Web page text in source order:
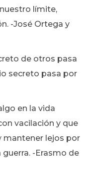
límite,
-José Ortega y
de otros pasa
secreto pasa por
en la vida
vacilación y que
mantener lejos por
-Erasmo de